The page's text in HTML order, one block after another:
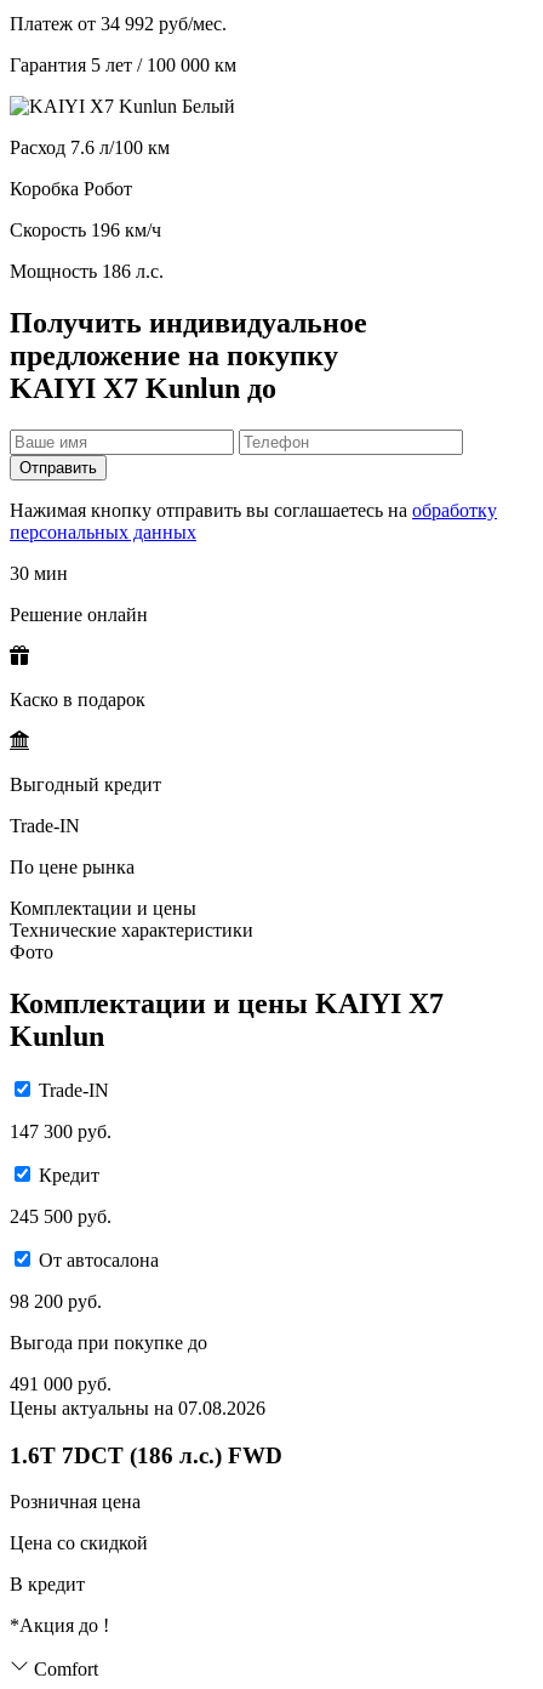
Платеж от 34 992 руб/мес.
Гарантия 5 лет / 100 000 км
Расход 7.6 л/100 км
Коробка Робот
Скорость 196 км/ч
Мощность 186 л.с.
Получить индивидуальное
предложение на покупку
KAIYI X7 Kunlun до
Отправить
Нажимая кнопку отправить вы соглашаетесь на обработку
персональных данных
30 мин
Решение онлайн
Каско в подарок
Выгодный кредит
Trade-IN
По цене рынка
Комплектации и цены
Технические характеристики
Фото
Комплектации и цены KAIYI X7
Kunlun
Trade-IN
147 300 руб.
Кредит
245 500 руб.
От автосалона
98 200 руб.
Выгода при покупке до
491 000 руб.
Цены актуальны на 07.08.2026
1.6T 7DCT (186 л.с.) FWD
Розничная цена
Цена со скидкой
В кредит
*Акция до !
Comfort